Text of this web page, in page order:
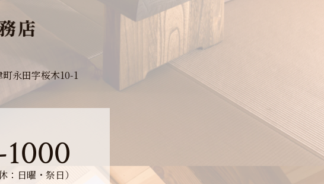
k
永田字桜木10-1
：日曜・祭日）